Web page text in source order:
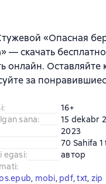
«Опасная
— скачать
онлайн.
за
:
16+
sana:
15 dekabr
2023
70 Sahifa 1
egasi:
автор
:
, mobi, pdf, txt, zip